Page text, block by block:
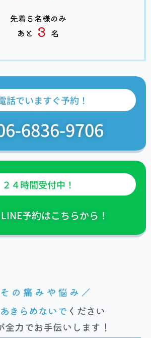
先着５名様のみ
あと ３ 名
話でいますぐ予約！
6836-9706
２４時間受付中！
LINE予約はこちらから！
の痛みや悩み／
きらめないで ください
全力でお手伝いします！